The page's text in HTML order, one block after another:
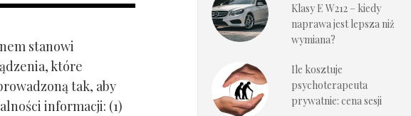
stanowi
które
tak, aby
informacji: (1)
Klasy E W212 – kiedy
naprawa jest lepsza niż
wymiana?
Ile kosztuje
psychoterapeuta
prywatnie: cena sesji